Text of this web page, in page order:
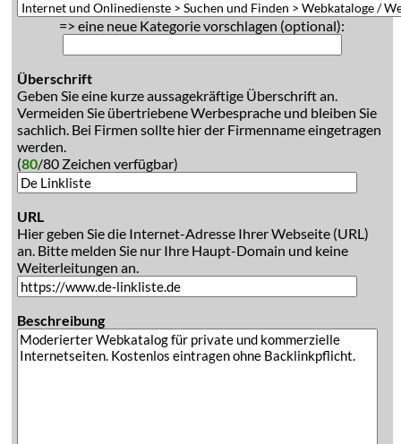
=> eine neue Kategorie vorschlagen (optional):
Überschrift
Geben Sie eine kurze aussagekräftige Überschrift an.
Vermeiden Sie übertriebene Werbesprache und bleiben Sie
sachlich. Bei Firmen sollte hier der Firmenname eingetragen
werden.
(80/80 Zeichen verfügbar)
URL
Hier geben Sie die Internet-Adresse Ihrer Webseite (URL)
an. Bitte melden Sie nur Ihre Haupt-Domain und keine
Weiterleitungen an.
Beschreibung